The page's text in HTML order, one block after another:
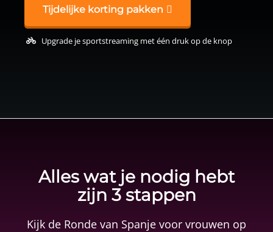
Tijdelijke korting pakken
Upgrade je sportstreaming met één druk op de knop
Alles wat je nodig hebt
zijn 3 stappen
Kijk de Ronde van Spanje voor vrouwen op